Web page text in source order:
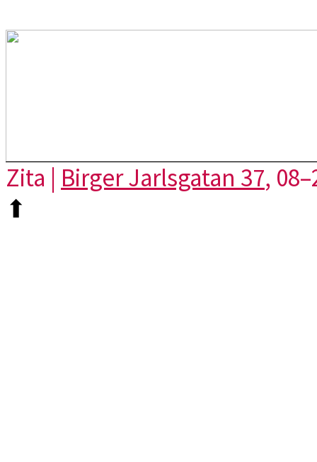
Zita | Birger Jarlsgatan 37,
⬆︎